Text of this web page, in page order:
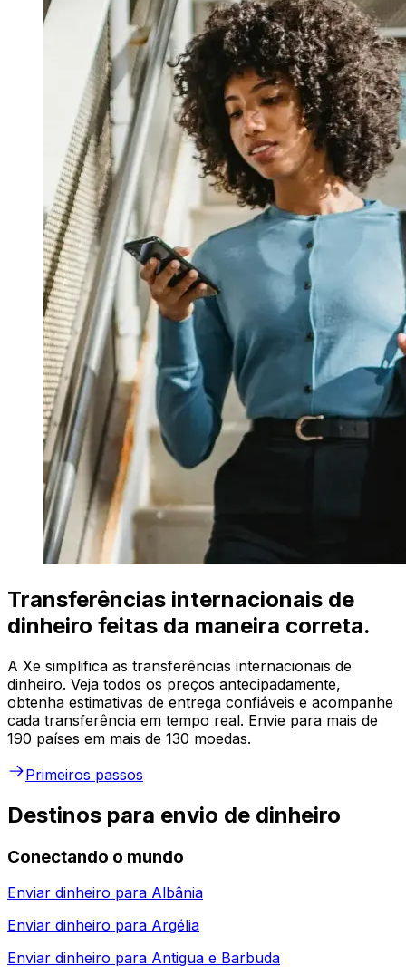
Transferências internacionais de
dinheiro feitas da maneira correta.
A Xe simplifica as transferências internacionais de
dinheiro. Veja todos os preços antecipadamente,
obtenha estimativas de entrega confiáveis e acompanhe
cada transferência em tempo real. Envie para mais de
190 países em mais de 130 moedas.
Primeiros passos
Destinos para envio de dinheiro
Conectando o mundo
Enviar dinheiro para Albânia
Enviar dinheiro para Argélia
Enviar dinheiro para Antigua e Barbuda